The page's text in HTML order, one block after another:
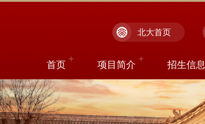
北大首页
首页 项目简介 招生信息